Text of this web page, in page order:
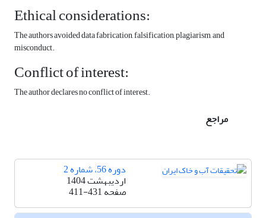
Ethical considerations:
The authors avoided data fabrication, falsification, plagiarism, and
misconduct.
Conflict of interest:
The author declares no conflict of interest.
مراجع
دوره 56، شماره 2
اردیبهشت 1404
صفحه411-431